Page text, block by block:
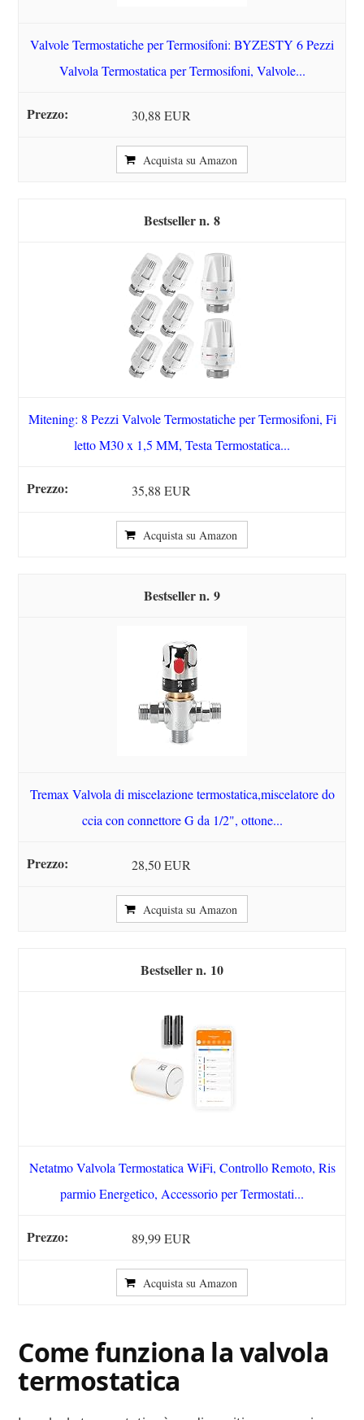
Valvole Termostatiche per Termosifoni: BYZESTY 6 Pezzi
Valvola Termostatica per Termosifoni, Valvole...
30,88 EUR
Acquista su Amazon
8
Mitening: 8 Pezzi Valvole Termostatiche per Termosifoni, Fi
letto M30 x 1,5 MM, Testa Termostatica...
35,88 EUR
Acquista su Amazon
9
Tremax Valvola di miscelazione termostatica,miscelatore do
ccia con connettore G da 1/2", ottone...
28,50 EUR
Acquista su Amazon
10
Netatmo Valvola Termostatica WiFi, Controllo Remoto, Ris
parmio Energetico, Accessorio per Termostati...
89,99 EUR
Acquista su Amazon
Come funziona la valvola
termostatica